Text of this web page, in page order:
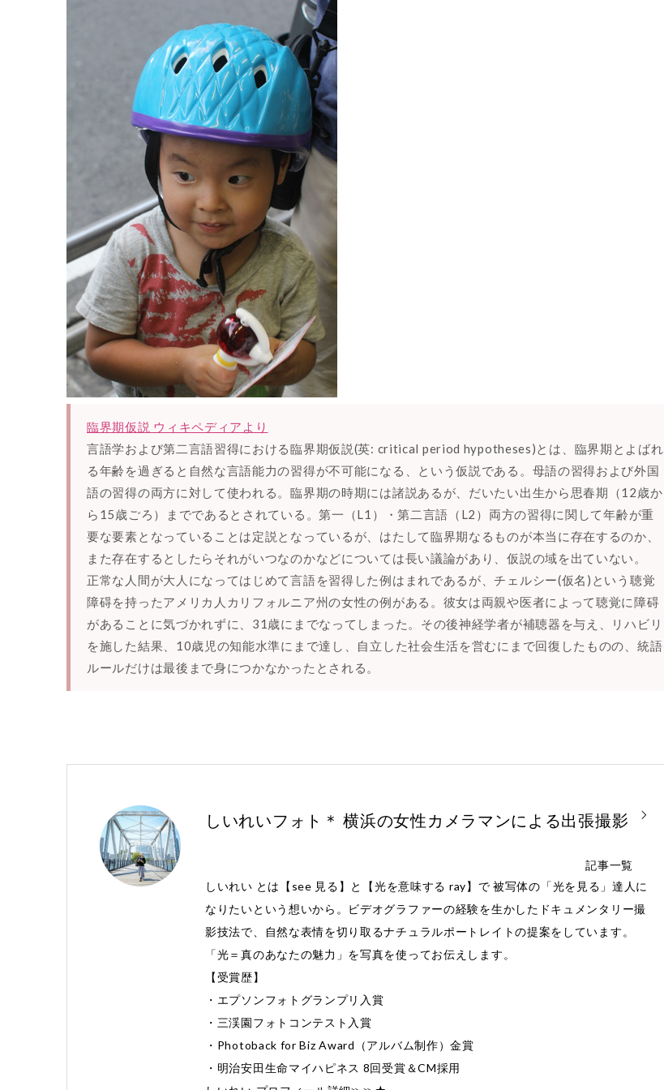
臨界期仮説 ウィキペディアより
言語学および第二言語習得における臨界期仮説(英: critical period hypotheses)とは、臨界期とよばれ
る年齢を過ぎると自然な言語能力の習得が不可能になる、という仮説である。母語の習得および外国
語の習得の両方に対して使われる。臨界期の時期には諸説あるが、だいたい出生から思春期（12歳か
ら15歳ごろ）までであるとされている。第一（L1）・第二言語（L2）両方の習得に関して年齢が重
要な要素となっていることは定説となっているが、はたして臨界期なるものが本当に存在するのか、
また存在するとしたらそれがいつなのかなどについては長い議論があり、仮説の域を出ていない。
正常な人間が大人になってはじめて言語を習得した例はまれであるが、チェルシー(仮名)という聴覚
障碍を持ったアメリカ人カリフォルニア州の女性の例がある。彼女は両親や医者によって聴覚に障碍
があることに気づかれずに、31歳にまでなってしまった。その後神経学者が補聴器を与え、リハビリ
を施した結果、10歳児の知能水準にまで達し、自立した社会生活を営むにまで回復したものの、統語
ルールだけは最後まで身につかなかったとされる。
しいれいフォト＊ 横浜の女性カメラマンによる出張撮影
記事一覧
しいれい とは【see 見る】と【光を意味する ray】で 被写体の「光を見る」達人に
なりたいという想いから。ビデオグラファーの経験を生かしたドキュメンタリー撮
影技法で、自然な表情を切り取るナチュラルポートレイトの提案をしています。
「光＝真のあなたの魅力」を写真を使ってお伝えします。
【受賞歴】
・エプソンフォトグランプリ入賞
・三渓園フォトコンテスト入賞
・Photoback for Biz Award（アルバム制作）金賞
・明治安田生命マイハピネス 8回受賞＆CM採用